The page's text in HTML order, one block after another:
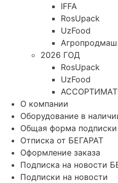
IFFA
RosUpack
UzFood
Агропродмаш
2026 ГОД
RosUpack
UzFood
О компании
Оборудование в
Общая форма подписки
Отписка от БЕГАРАТ
Оформление заказа
Подписка на новости
Подписки на новости